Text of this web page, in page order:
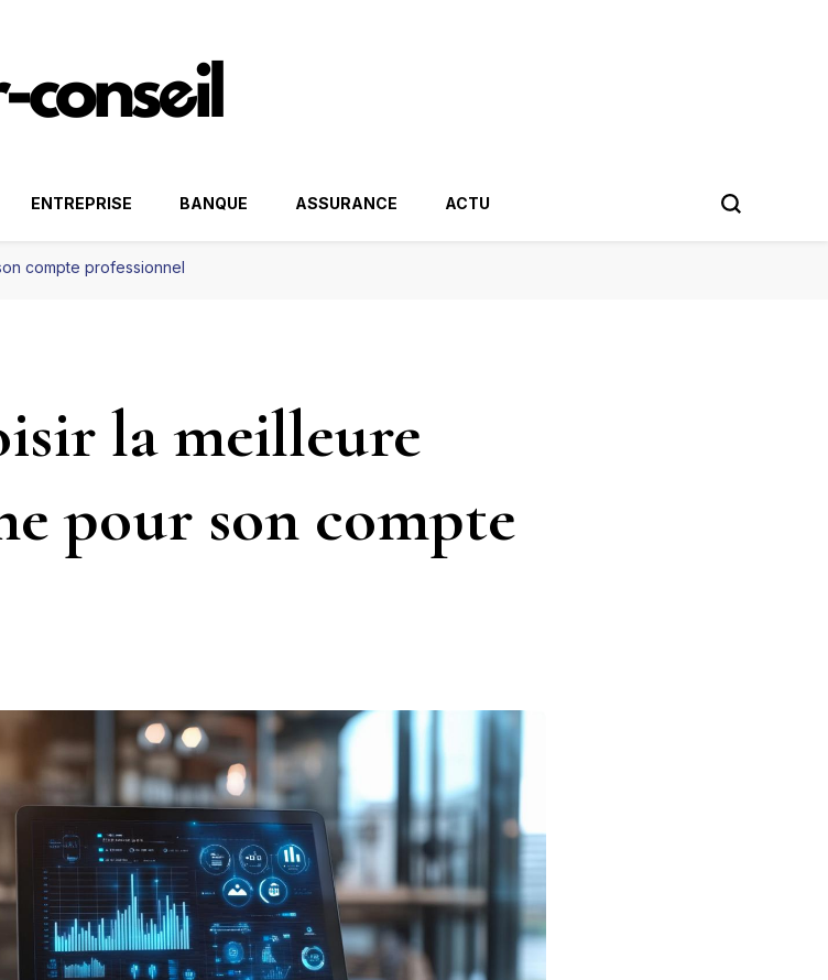
ENTREPRISE BANQUE ASSURANCE ACTU
compte professionnel
la meilleure
pour son compte